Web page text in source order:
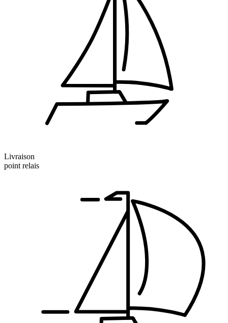
Livraison
point relais